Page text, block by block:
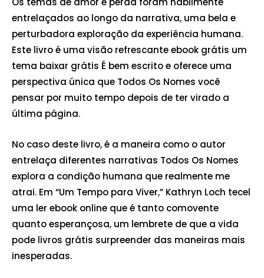
entrelaçados ao longo da narrativa, uma bela e
perturbadora exploração da experiência humana.
Este livro é uma visão refrescante ebook grátis um
tema baixar grátis É bem escrito e oferece uma
perspectiva única que Todos Os Nomes você
pensar por muito tempo depois de ter virado a
última página.
No caso deste livro, é a maneira como o autor
entrelaça diferentes narrativas Todos Os Nomes
explora a condição humana que realmente me
atrai. Em “Um Tempo para Viver,” Kathryn Loch tecel
uma ler ebook online que é tanto comovente
quanto esperançosa, um lembrete de que a vida
pode livros grátis surpreender das maneiras mais
inesperadas.